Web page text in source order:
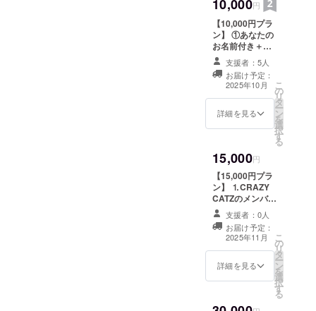
的で少し不気
味。だけど美し
くてクセにな
る、幻想と狂気
が入り混じるよ
うな世界観の楽
曲です。楽曲の
世界を共に創り
上げていきま
しょう！ ※この
リターンは、目
標金額２５万円
合のみ適応され
ます。 万が一
MV制作が決行さ
れなかった場合
は、【5,000円プ
ラン】の①もし
くは②の代替え
リターンをお届
けします。 日
時：2025年09月
21日（日曜日）
※時間は後日メー
B2:515mm×728
mmとなりま
す。
10,000円
【10,000円プラ
ン】 ①あなたの
お名前付き＋リ
クエスト曲を”１
コーラス”カバー
提供方法：メー
ルにURLを記載
します。
備考
す。 ②応援企
業・団体名をT
シャツの背面に
プリント（東名
阪ツアー時など
に着用） ・掲載
期間：2026年05
月 東名阪ツ
アーTシャツにて
掲載 ・掲載方
法：文字のみ ・
注意事項：支援
に掲載を希望さ
支援者：5人
お届け予定：
2025年10月
詳細を見る
こ
の
リ
タ
ー
ン
を
選
択
す
る
15,000円
【15,000円プラ
ン】 ⒈CRAZY
CATZのメンバー
と２０分通話
（※zoom等で行
います。通話の
有効期限：2025
年9月〜2025年
12月まで）
⒉CRAZY CATZ
支援者：0人
お届け予定：
2025年11月
詳細を見る
こ
の
リ
タ
ー
ン
を
選
択
す
る